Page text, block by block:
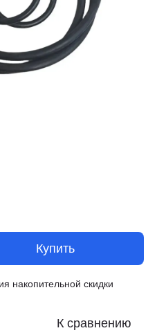
Купить
накопительной скидки
К сравнению